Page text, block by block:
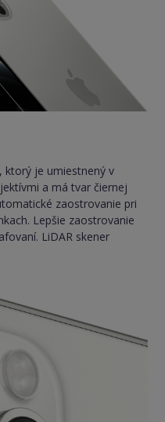
ktorý je umiestnený v
a má tvar čiernej
zaostrovanie pri
Lepšie zaostrovanie
LiDAR skener